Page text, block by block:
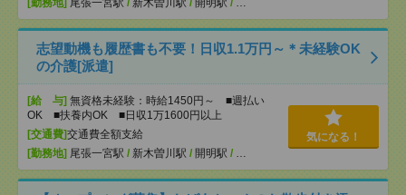
[勤務地] 尾張一宮駅 / 新木曽川駅 / 開明駅 / …
志望動機も履歴書も不要！日収1.1万円～＊未経験OK
の介護[派遣]
[給 与] 無資格未経験：時給1450円～ ■週払い
OK ■扶養内OK ■日収1万1600円以上
[交通費]交通費全額支給
[勤務地] 尾張一宮駅 / 新木曽川駅 / 開明駅 / …
気になる！